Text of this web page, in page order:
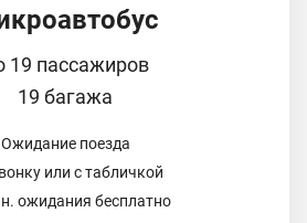
19 пассажиров
19 багажа
Ожидание поезда
или с табличкой
ожидания бесплатно